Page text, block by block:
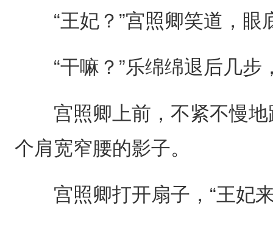
“王妃？”宫照卿笑道，眼
“干嘛？”乐绵绵退后几步
宫照卿上前，不紧不慢地
个肩宽窄腰的影子。
宫照卿打开扇子，“王妃来